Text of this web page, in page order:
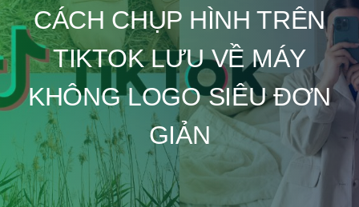
CÁCH CHỤP HÌNH TRÊN
TIKTOK LƯU VỀ MÁY
KHÔNG LOGO SIÊU ĐƠN
GIẢN